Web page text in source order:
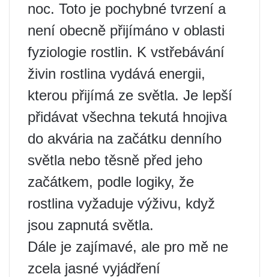
noc. Toto je pochybné tvrzení a
není obecně přijímáno v oblasti
fyziologie rostlin. K vstřebávání
živin rostlina vydává energii,
kterou přijímá ze světla. Je lepší
přidávat všechna tekutá hnojiva
do akvária na začátku denního
světla nebo těsně před jeho
začátkem, podle logiky, že
rostlina vyžaduje výživu, když
jsou zapnutá světla.
Dále je zajímavé, ale pro mě ne
zcela jasné vyjádření